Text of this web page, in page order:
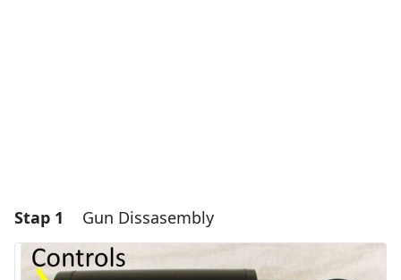
Stap 1 Gun Dissasembly